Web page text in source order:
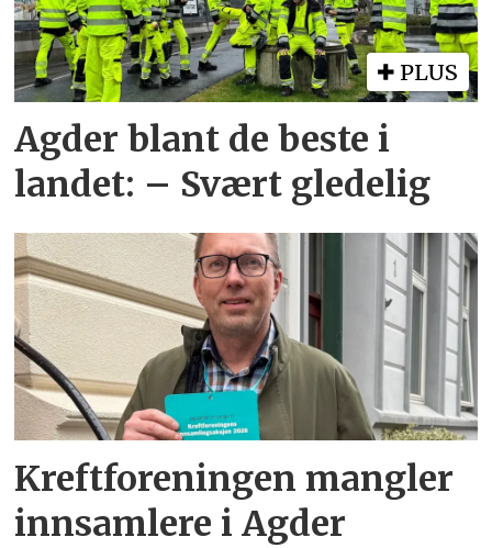
PLUS
Agder blant de beste i
landet: – Svært gledelig
Kreftforeningen mangler
innsamlere i Agder